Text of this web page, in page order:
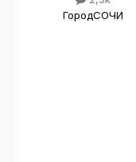
ГородСОЧИ